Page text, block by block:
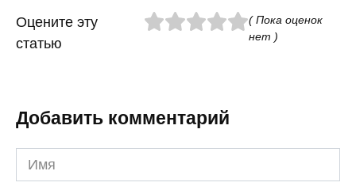
Оцените эту
статью
( Пока оценок
нет )
Добавить комментарий
Имя
*